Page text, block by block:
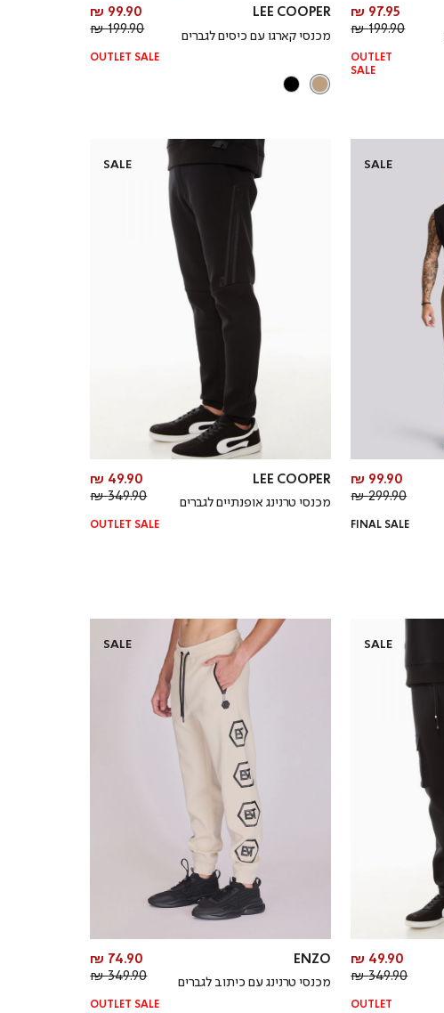
מחיר
מוצר
97.95 ₪
מחיר
199.90 ₪
OUTLET
SALE
LEE COOPER
מכנסי קארגו עם כיסים לגברים
מחיר
מוצר
99.90 ₪
מחיר
199.90 ₪
OUTLET SALE
SALE
מחיר
מוצר
99.90 ₪
מחיר
299.90 ₪
FINAL SALE
SALE
LEE COOPER
מכנסי טרנינג אופנתיים לגברים
מחיר
מוצר
49.90 ₪
מחיר
349.90 ₪
OUTLET SALE
SALE
מחיר
מוצר
49.90 ₪
מחיר
349.90 ₪
OUTLET
SALE
ENZO
מכנסי טרנינג עם כיתוב לגברים
מחיר
מוצר
74.90 ₪
מחיר
349.90 ₪
OUTLET SALE